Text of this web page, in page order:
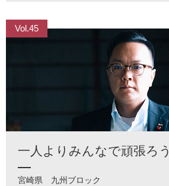
Vol.45
一人よりみんなで頑張ろう
宮崎県 九州ブロック